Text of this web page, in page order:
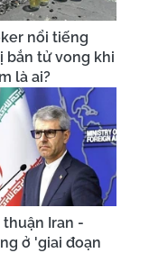
nổi tiếng
bắn tử vong khi
là ai?
thuận Iran -
ở 'giai đoạn